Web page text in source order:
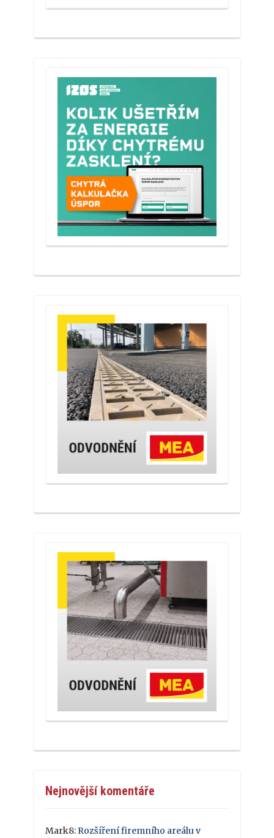
Nejnovější komentáře
Mark8: Rozšíření firemního areálu v